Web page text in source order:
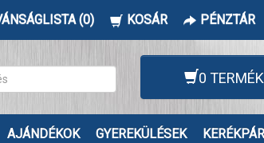
(0) KOSÁR PÉNZTÁR
0
AJÁNDÉKOK GYEREKÜLÉSEK KERÉKPÁR